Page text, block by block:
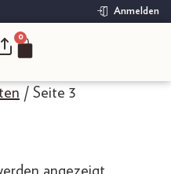
Anmelden
0
/ Seite 3
angezeigt